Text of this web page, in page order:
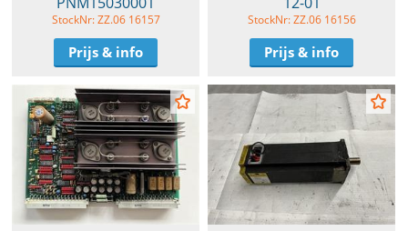
StockNr: ZZ.06 16157
Prijs & info
StockNr: ZZ.06 16156
Prijs & info